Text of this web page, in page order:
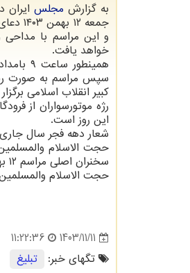
به گزارش مجلس
جمعه
و این مراسم با مداحی
خواهد یافت.
کبیر انقلاب اسلامی
رژه موتورسواران از
این روز است.
شعار دهه فجر سال
حجت الاسلام
سخنران اصلی مراسم ۱۲ بهمن است.
حجت الاسلام
1403/11/11
11:22:36
تگهای خبر:
تبلیغ